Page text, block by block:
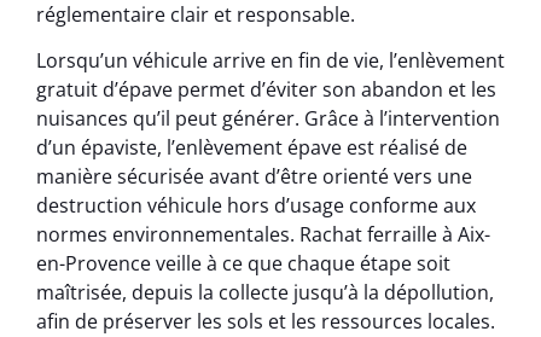
réglementaire clair et responsable.
Lorsqu’un véhicule arrive en fin de vie, l’enlèvement
gratuit d’épave permet d’éviter son abandon et les
nuisances qu’il peut générer. Grâce à l’intervention
d’un épaviste, l’enlèvement épave est réalisé de
manière sécurisée avant d’être orienté vers une
destruction véhicule hors d’usage conforme aux
normes environnementales. Rachat ferraille à Aix-
en-Provence veille à ce que chaque étape soit
maîtrisée, depuis la collecte jusqu’à la dépollution,
afin de préserver les sols et les ressources locales.